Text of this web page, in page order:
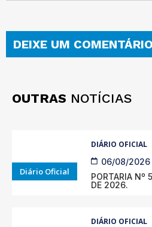
DEIXE UM COMENTÁRIO
OUTRAS NOTÍCIAS
Diário Oficial
DIÁRIO OFICIAL
06/08/2026
PORTARIA Nº
DE 2026.
DIÁRIO OFICIAL